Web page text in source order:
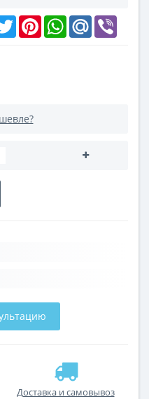
Twitter PinterestWhatsAppMail.Ru
Доставка и самовывоз